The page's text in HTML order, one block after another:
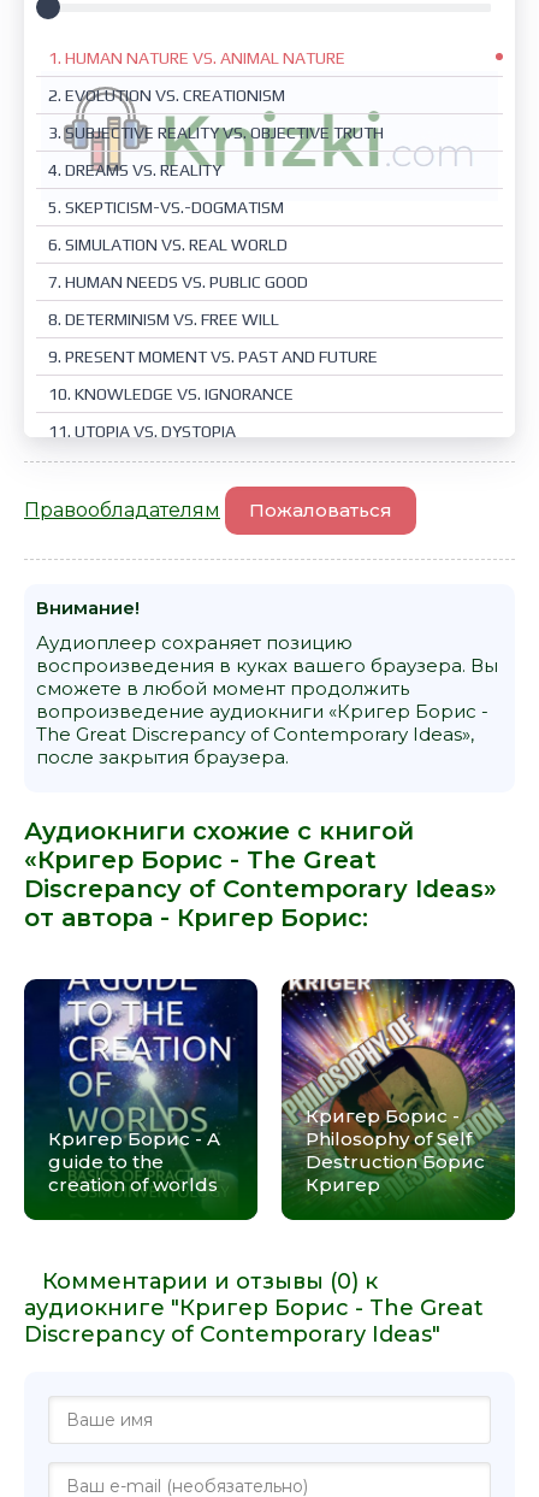
1. HUMAN NATURE VS. ANIMAL NATURE
2. EVOLUTION VS. CREATIONISM
3. SUBJECTIVE REALITY VS. OBJECTIVE TRUTH
4. DREAMS VS. REALITY
5. SKEPTICISM-VS.-DOGMATISM
6. SIMULATION VS. REAL WORLD
7. HUMAN NEEDS VS. PUBLIC GOOD
8. DETERMINISM VS. FREE WILL
9. PRESENT MOMENT VS. PAST AND FUTURE
10. KNOWLEDGE VS. IGNORANCE
11. UTOPIA VS. DYSTOPIA
12. FAITH VS. DOUBT
13. SCIENCE VS. RELIGION
16. PROACTIVE VS REACTIVE
17. INTUITION VS. LOGIC
18. RELEVANCE VS. IRRELEVANCE
19. STRATEGY-VS.-TACTICS
20. CREATIVITY VS. CONFORMITY
22. ABSTRACT VS. STRAIGHTFORWARD
23. INNER PEACE VS. OUTER CHAOS
24. OPTIMISM VS. PESSIMISM & HOPE VS. DESPAIR
26. RATIONALISM VS. EMOTIONS
27. TRANSPARENCY VS. SECRECY
28. INTEGRITY VS. CORRUPTION
29. COMPETITION VS. COOPERATION
30. ANARCHY VS. HIERARCHY
31. CAPITALISM VS. SOCIALISM
32. DEMOCRACY VS. AUTOCRACY
Правообладателям Пожаловаться
Внимание!
Аудиоплеер сохраняет позицию
воспроизведения в куках вашего браузера. Вы
сможете в любой момент продолжить
вопроизведение аудиокниги «Кригер Борис -
The Great Discrepancy of Contemporary Ideas»,
после закрытия браузера.
Аудиокниги схожие с книгой
«Кригер Борис - The Great
Discrepancy of Contemporary Ideas»
от автора - Кригер Борис:
Кригер Борис - A
guide to the
creation of worlds
Кригер Борис -
Philosophy of Self
Destruction Борис
Кригер
Комментарии и отзывы (0) к
аудиокниге "Кригер Борис - The Great
Discrepancy of Contemporary Ideas"